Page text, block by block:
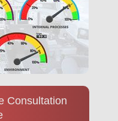
Consultation